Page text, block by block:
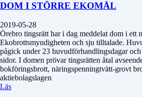
DOM I STÖRRE EKOMÅL
2019-05-28
Örebro tingsrätt har i dag meddelat dom i ett
Ekobrottsmyndigheten och sju tilltalade.
pågick under 23 huvudförhandlingsdagar
sidor. I domen prövar tingsrätten åtal
bokföringsbrott, näringspenningtvätt-grovt
aktiebolagslagen
Läs